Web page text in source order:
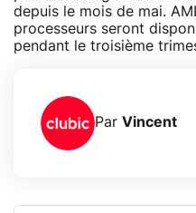
depuis le mois de mai.
processeurs seront
pendant le troisième
Par Vincent